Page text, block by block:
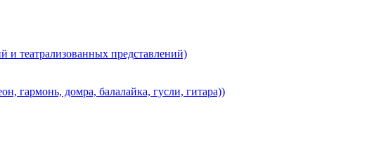
и театрализованных представлений)
гармонь, домра, балалайка, гусли, гитара))